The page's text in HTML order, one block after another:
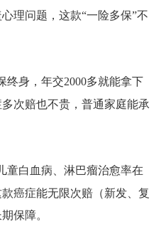
理问题，这款“一险多保”不
终身，年交2000多就能拿下
次赔也不贵，普通家庭能承
童白血病、淋巴瘤治愈率在
癌症能无限次赔（新发、复
保障。